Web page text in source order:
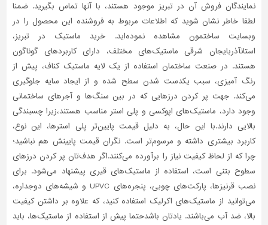
ساز
تاسیسات
ساختمان
شهرسازی،
ترافیک
و
سازه
سایر
نمایندگان فروش آن در تبریز موجود هستند، با آنها تماس بگیرید. ضمنا
لطفا خاطر نشان شوید که اطلاعات مربوط به فروشنده این محصول را در
وبسایت ساختمون مشاهده نموده‌اید. خرید ماستیک در تبریز،
استانآذربایجان شرقی ماستیک‌های مختلف، دارای کاربردهای گوناگون
هستند. در صنعت ساختمان استفاده از یک لایه ماستیک کناف، پیش از
رنگ آمیزی، سبب یکدست شدن سطح شده و از ایجاد سایه جلوگیری
می‌کند. جهت پر کردن درزهایی که در بین سنگ‌ها و آجرهای ساختمانی
وجود دارد، ماستیک‌های اپوکسی و پلی استر مناسب هستند،زیرا چسبندگی
بالایی دارند.با این حال، به دلیل قیمت پایین‌تر پلی استرها، این نوع،
کاربرد بیشتری داشته و مرسوم‌تر است. نگران قیمت پایینش هم نباشید؛
چرا که از لحاظ کیفیت نیاز را برآورده می‌کنند.اگر هدف‌تان پر کردن درزهای
سطوح بتنی است، استفاده از ماستیک‌های قیری پیشنهاد می‌شود. برای
نصب قرنیزها، پارکت‌های چوبی، پنجره‌های UPVC و شیشه‌های دوجداره،
می‌توانید از ماستیک‌های اکرلیک استفاده کنید، که علاوه بر داشتن کیفیت
بالا، ضد آب می‌باشند. یادتان باشدحتما پیش از استفاده از ماستیک‌ها، باید